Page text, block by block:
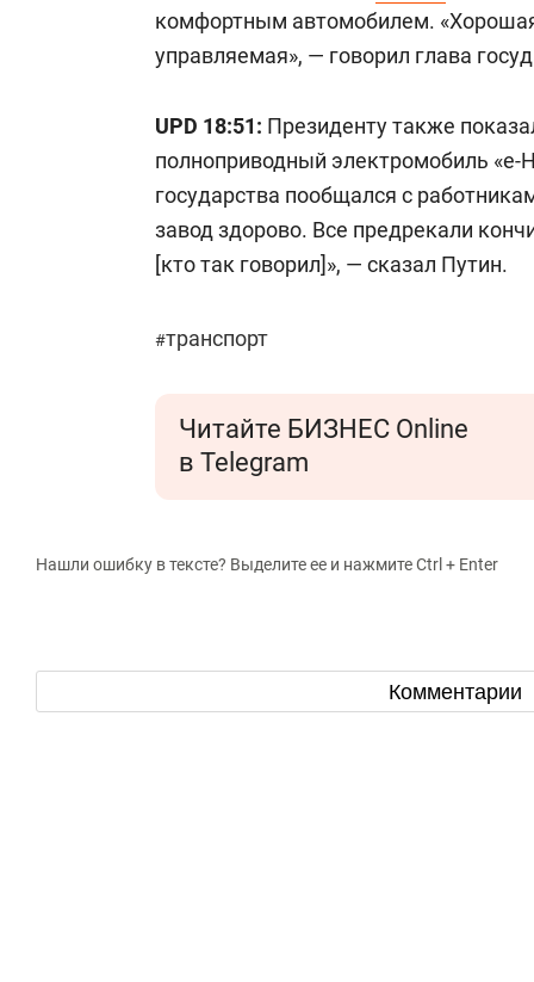
комфортным автомобилем.
управляемая», — говорил глава
UPD 18:51: Президенту также
полноприводный электромобиль «е-
государства пообщался с
завод здорово. Все предрекали
[кто так говорил]», — сказал Путин.
#транспорт
Читайте БИЗНЕС Online
в Telegram
Нашли ошибку в тексте? Выделите ее и нажмите Ctrl + Enter
Комментарии